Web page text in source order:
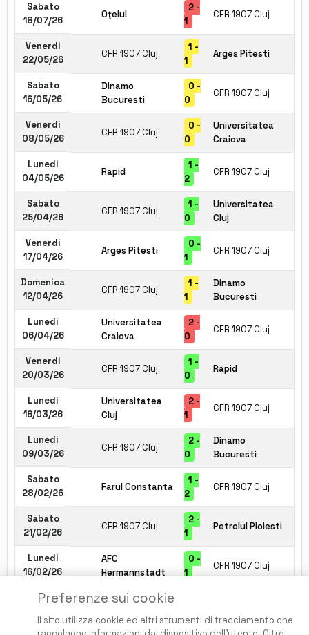
Preferenze sui cookie
Il sito utilizza cookie ed altri strumenti di tracciamento che
Sabato
18/07/26
Oţelul
2 -
1
CFR 1907 Cluj
Venerdi
22/05/26
CFR 1907 Cluj
1 -
1
Arges Pitesti
Sabato
16/05/26
Dinamo
Bucuresti
0 -
0
CFR 1907 Cluj
Venerdi
08/05/26
CFR 1907 Cluj
0 -
0
Universitatea
Craiova
Lunedi
04/05/26
Rapid
1 -
2
CFR 1907 Cluj
Sabato
25/04/26
CFR 1907 Cluj
1 -
0
Universitatea
Cluj
Venerdi
17/04/26
Arges Pitesti
0 -
1
CFR 1907 Cluj
Domenica
12/04/26
CFR 1907 Cluj
1 -
1
Dinamo
Bucuresti
Lunedi
06/04/26
Universitatea
Craiova
2 -
0
CFR 1907 Cluj
Venerdi
20/03/26
CFR 1907 Cluj
1 -
0
Rapid
Lunedi
16/03/26
Universitatea
Cluj
2 -
1
CFR 1907 Cluj
Lunedi
09/03/26
CFR 1907 Cluj
2 -
0
Dinamo
Bucuresti
Sabato
28/02/26
Farul Constanta
1 -
2
CFR 1907 Cluj
Sabato
21/02/26
CFR 1907 Cluj
2 -
1
Petrolul Ploiesti
Lunedi
16/02/26
AFC
Hermannstadt
0 -
1
CFR 1907 Cluj